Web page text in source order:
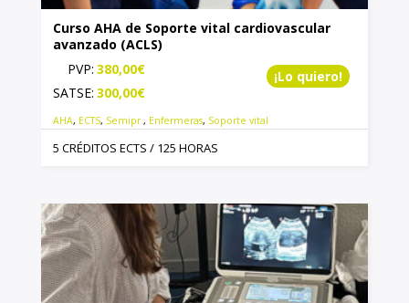
Curso AHA de Soporte vital cardiovascular
avanzado (ACLS)
PVP: 380,00€
SATSE: 300,00€
¡Lo quiero!
AHA, ECTS, Semipr., Enfermeras, Soporte vital
5 CRÉDITOS ECTS / 125 HORAS